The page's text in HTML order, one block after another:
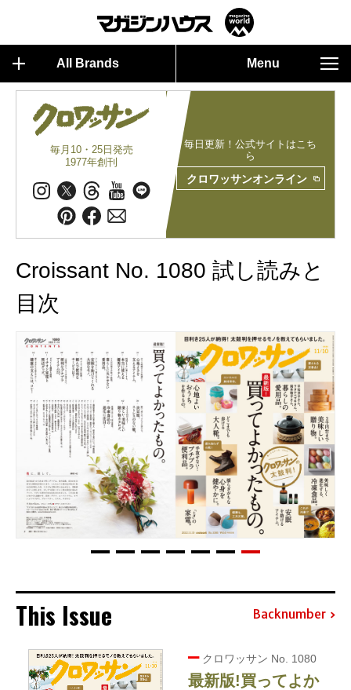
All Brands Menu
毎月10・25日発売
1977年創刊
毎日更新！公式サイトはこち
ら
クロワッサンオンライン
Croissant No. 1080 試し読みと
目次
This Issue Backnumber
クロワッサン No. 1080
最新版!買ってよか